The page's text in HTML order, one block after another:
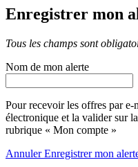
Enregistrer mon
Tous les champs sont
Nom de mon alerte
Pour recevoir les offres par e-
électronique et la valider sur
rubrique « Mon compte »
AnnulerEnregistrer mon